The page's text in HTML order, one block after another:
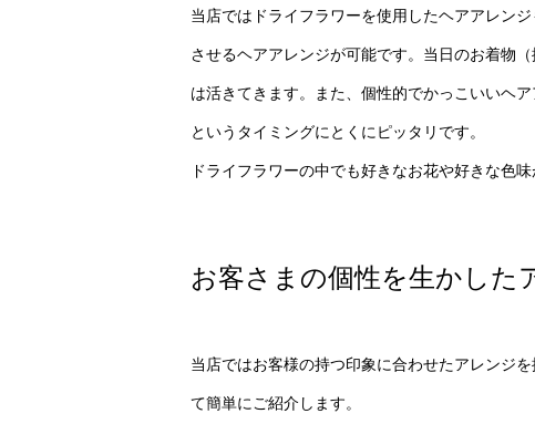
当店ではドライフラワーを使用したヘアアレン
させるヘアアレンジが可能です。当日のお着物
は活きてきます。また、個性的でかっこいいヘ
というタイミングにとくにピッタリです。
ドライフラワーの中でも好きなお花や好きな色
お客さまの個性を生かした
当店ではお客様の持つ印象に合わせたアレンジ
て簡単にご紹介します。